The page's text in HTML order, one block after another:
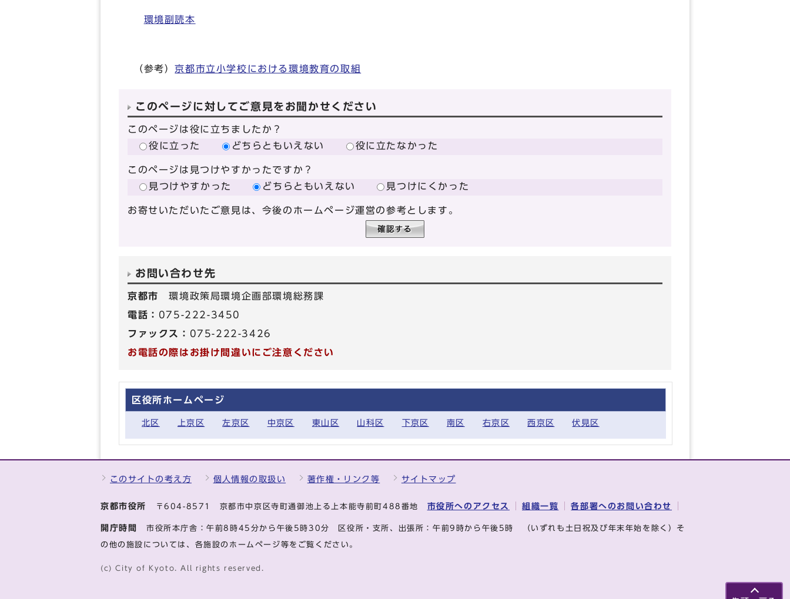
環境副読本
（参考）京都市立小学校における環境教育の取組
このページに対してご意見をお聞かせください
このページは役に立ちましたか？
役に立った
どちらともいえない 役に立たなかった
このページは見つけやすかったですか？
見つけやすかった
どちらともいえない 見つけにくかった
お寄せいただいたご意見は、今後のホームページ運営の参考とします。
お問い合わせ先
京都市環境政策局環境企画部環境総務課
電話： 075-222-3450
ファックス： 075-222-3426
お電話の際はお掛け間違いにご注意ください
区役所ホームページ
北区 上京区 左京区 中京区 東山区 山科区 下京区 南区 右京区 西京区 伏見区
このサイトの考え方 個人情報の取扱い 著作権・リンク等 サイトマップ
京都市役所 〒604-8571 京都市中京区寺町通御池上る上本能寺前町488番地 市役所へのアクセス 組織一覧 各部署へのお問い合わせ
開庁時間 市役所本庁舎：午前8時45分から午後5時30分 区役所・支所、出張所：午前9時から午後5時 （いずれも土日祝及び年末年始を除く）そ
の他の施設については、各施設のホームページ等をご覧ください。
(c) City of Kyoto. All rights reserved.